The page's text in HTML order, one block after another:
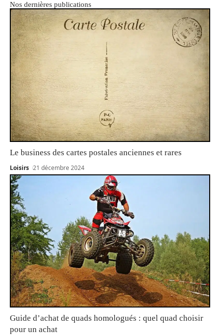
Nos dernières publications
Le business des cartes postales anciennes et rares
Loisirs 21 décembre 2024
Guide d’achat de quads homologués : quel quad choisir
pour un achat